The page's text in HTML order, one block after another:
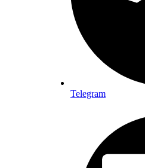
Telegram